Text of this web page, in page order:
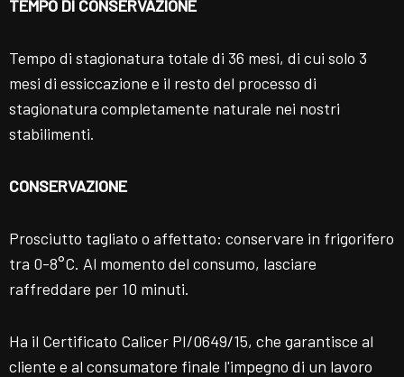
TEMPO DI CONSERVAZIONE
Tempo di stagionatura totale di 36 mesi, di cui solo 3
mesi di essiccazione e il resto del processo di
stagionatura completamente naturale nei nostri
stabilimenti.
CONSERVAZIONE
Prosciutto tagliato o affettato: conservare in frigorifero
tra 0-8°C. Al momento del consumo, lasciare
raffreddare per 10 minuti.
Ha il Certificato Calicer PI/0649/15, che garantisce al
cliente e al consumatore finale l'impegno di un lavoro